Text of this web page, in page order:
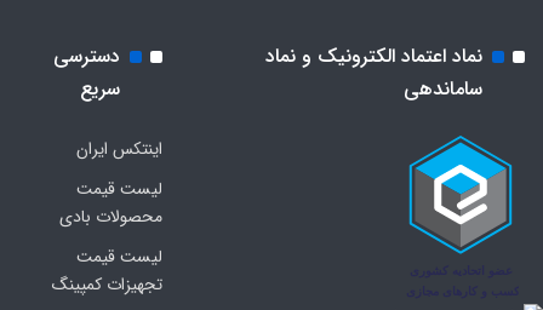
نماد اعتماد الکترونیک و نماد
ساماندهی
دسترسی
سریع
اینتکس ایران
لیست قیمت
محصولات بادی
لیست قیمت
تجهیزات کمپینگ